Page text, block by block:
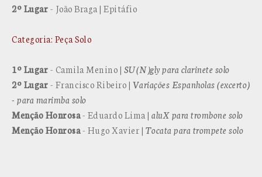
2º Lugar- João Braga | Epitáfio
Categoria: Peça Solo
1º Lugar- Camila Menino | SU(N)gly para clarinete solo
2º Lugar- Francisco Ribeiro | Variações Espanholas (excerto)
- para marimba solo
Menção Honrosa- Eduardo Lima | aluX para trombone solo
Menção Honrosa- Hugo Xavier | Tocata para trompete solo